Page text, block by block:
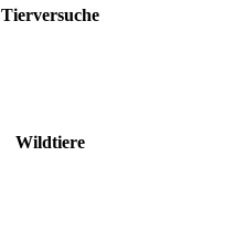
Tierversuche
Wildtiere